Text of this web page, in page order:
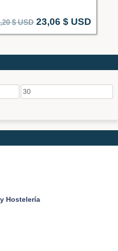
Hostelería
$ USD 23,06$ USD